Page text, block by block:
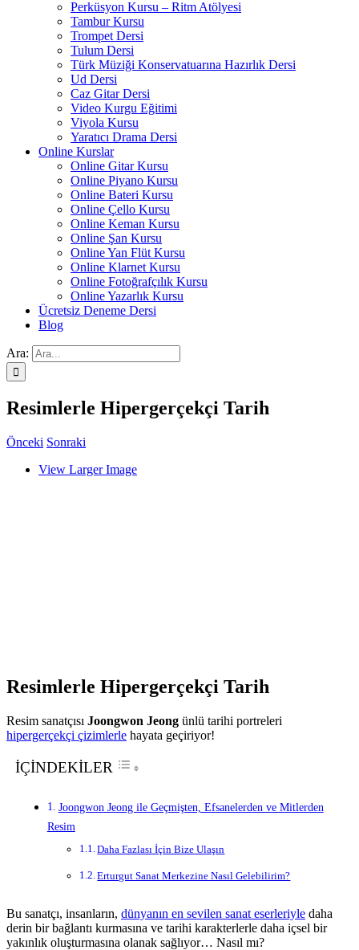
Perküsyon Kursu – Ritm Atölyesi
Tambur Kursu
Trompet Dersi
Tulum Dersi
Türk Müziği Konservatuarına Hazırlık Dersi
Ud Dersi
Caz Gitar Dersi
Video Kurgu Eğitimi
Viyola Kursu
Yaratıcı Drama Dersi
Online Kurslar
Online Gitar Kursu
Online Piyano Kursu
Online Bateri Kursu
Online Çello Kursu
Online Keman Kursu
Online Şan Kursu
Online Yan Flüt Kursu
Online Klarnet Kursu
Online Fotoğrafçılık Kursu
Online Yazarlık Kursu
Ücretsiz Deneme Dersi
Blog
Ara:
Resimlerle Hipergerçekçi Tarih
Önceki Sonraki
View Larger Image
Resimlerle Hipergerçekçi Tarih
Resim sanatçısı Joongwon Jeong ünlü tarihi portreleri
hipergerçekçi çizimlerle hayata geçiriyor!
İÇİNDEKİLER
Joongwon Jeong ile Geçmişten, Efsanelerden ve Mitlerden
Resim
Daha Fazlası İçin Bize Ulaşın
Erturgut Sanat Merkezine Nasıl Gelebilirim?
Bu sanatçı, insanların, dünyanın en sevilen sanat eserleriyle daha
derin bir bağlantı kurmasına ve tarihi karakterlerle daha içsel bir
yakınlık oluşturmasına olanak sağlıyor… Nasıl mı?